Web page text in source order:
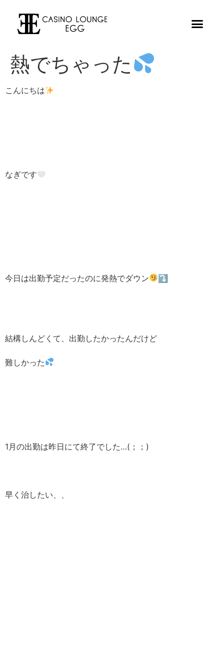
熱でちゃった
こんにちは
なぎです‎
今日は出勤予定だったのに発熱でダウン ⤵︎ ︎
結構しんどくて、出勤したかったんだけど
難しかった
1月の出勤は昨日にて終了でした…(；；)
早く治したい、、